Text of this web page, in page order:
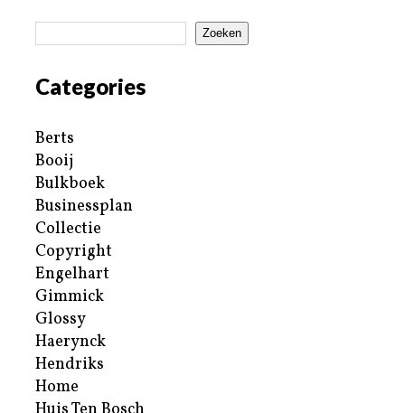
Zoeken
Categories
Berts
Booij
Bulkboek
Businessplan
Collectie
Copyright
Engelhart
Gimmick
Glossy
Haerynck
Hendriks
Home